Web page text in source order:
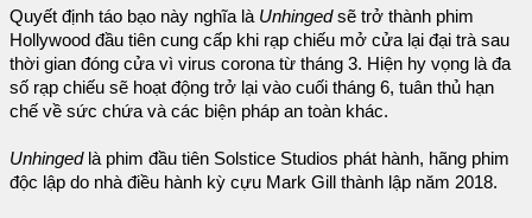
Quyết định táo bạo này nghĩa là Unhingedsẽ trở thành phim
Hollywood đầu tiên cung cấp khi rạp chiếu mở cửa lại đại trà sau
thời gian đóng cửa vì virus corona từ tháng 3. Hiện hy vọng là đa
số rạp chiếu sẽ hoạt động trở lại vào cuối tháng 6, tuân thủ hạn
chế về sức chứa và các biện pháp an toàn khác.
Unhinged là phim đầu tiên Solstice Studios phát hành, hãng phim
độc lập do nhà điều hành kỳ cựu Mark Gill thành lập năm 2018.